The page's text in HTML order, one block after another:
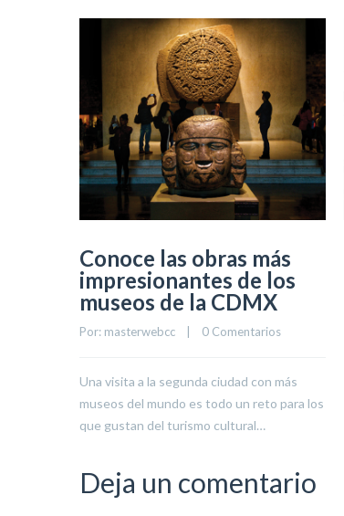
Conoce las obras más
impresionantes de los
museos de la CDMX
Por: masterwebcc 0 Comentarios
Una visita a la segunda ciudad con más
museos del mundo es todo un reto para los
que gustan del turismo cultural…
Deja un comentario